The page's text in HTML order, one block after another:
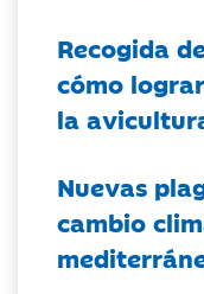
Recogida
cómo
la
Nuevas
cambio